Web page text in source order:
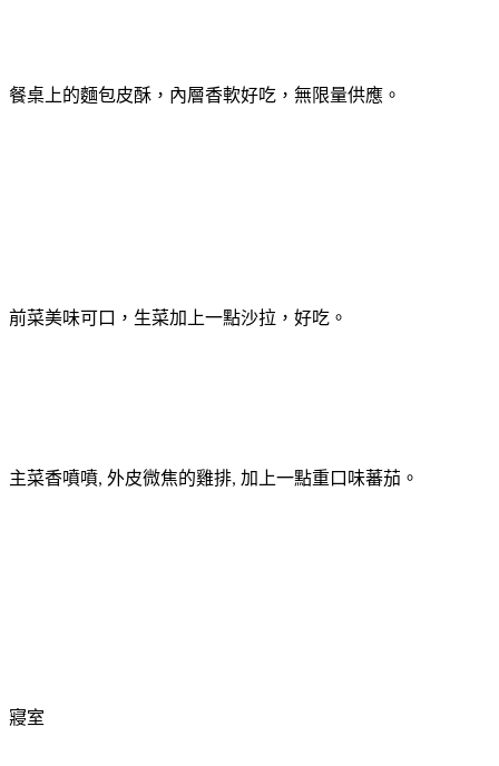
餐桌上的麵包皮酥，內層香軟好吃，無限量供應。
前菜美味可口，生菜加上一點沙拉，好吃。
主菜香噴噴, 外皮微焦的雞排, 加上一點重口味蕃茄。
寢室